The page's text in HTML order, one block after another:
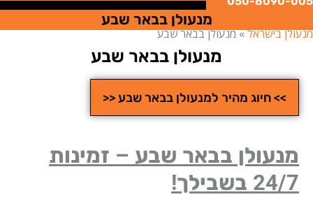
מנעולן בבאר שבע
בישראל»מנעולן בבאר שבע
מנעולן בבאר שבע
>> חיוג מהיר למנעולן בבאר שבע <<
בבאר שבע – זמינות
בשבילך!